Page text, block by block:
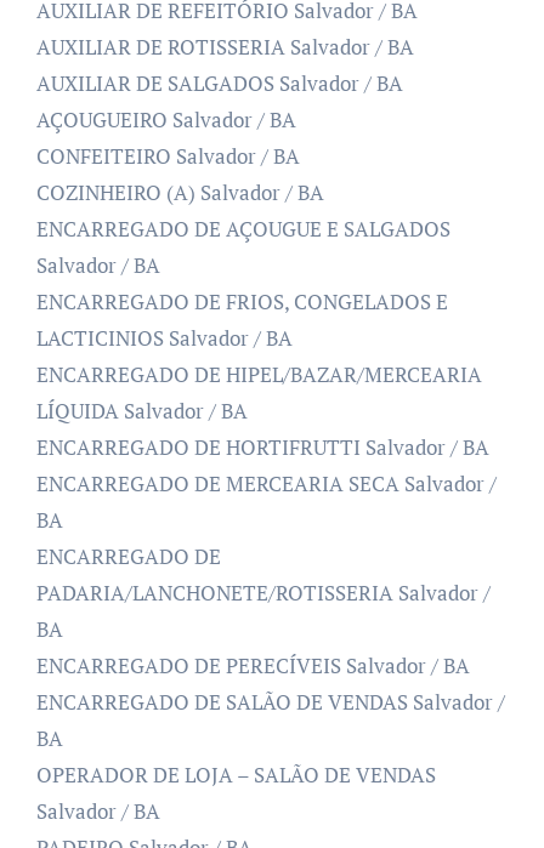
AUXILIAR DE REFEITÓRIO Salvador / BA
AUXILIAR DE ROTISSERIA Salvador / BA
AUXILIAR DE SALGADOS Salvador / BA
AÇOUGUEIRO Salvador / BA
CONFEITEIRO Salvador / BA
COZINHEIRO (A) Salvador / BA
ENCARREGADO DE AÇOUGUE E SALGADOS
Salvador / BA
ENCARREGADO DE FRIOS, CONGELADOS E
LACTICINIOS Salvador / BA
ENCARREGADO DE HIPEL/BAZAR/MERCEARIA
LÍQUIDA Salvador / BA
ENCARREGADO DE HORTIFRUTTI Salvador / BA
ENCARREGADO DE MERCEARIA SECA Salvador /
BA
ENCARREGADO DE
PADARIA/LANCHONETE/ROTISSERIA Salvador /
BA
ENCARREGADO DE PERECÍVEIS Salvador / BA
ENCARREGADO DE SALÃO DE VENDAS Salvador /
BA
OPERADOR DE LOJA – SALÃO DE VENDAS
Salvador / BA